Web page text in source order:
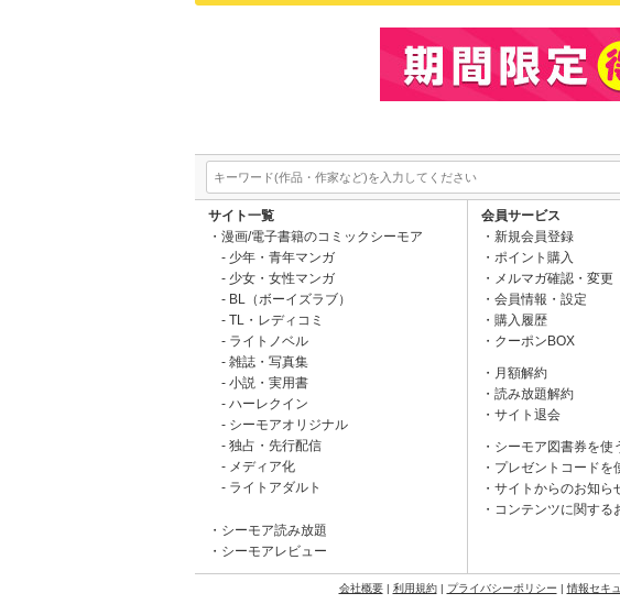
サイト一覧
漫画/電子書籍のコミックシーモア
少年・青年マンガ
少女・女性マンガ
BL（ボーイズラブ）
TL・レディコミ
ライトノベル
雑誌・写真集
小説・実用書
ハーレクイン
シーモアオリジナル
独占・先行配信
メディア化
ライトアダルト
シーモア読み放題
シーモアレビュー
会員サービス
新規会員登録
ポイント購入
メルマガ確認・変更
会員情報・設定
購入履歴
クーポンBOX
月額解約
読み放題解約
サイト退会
シーモア図書券を使
プレゼントコードを
サイトからのお知ら
コンテンツに関する
会社概要| 利用規約| プライバシーポリシー | 情報セキ